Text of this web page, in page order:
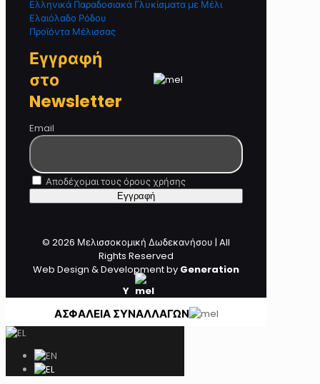
Ελληνικά Παραδοσιακά Γλυκίσματα με Μέλι
Ελαιόλαδο Ρόδου
Προϊόντα Μέλισσας
Εγγραφή
στο
Newsletter
Email
Αποδέχομαι τους όρους χρήσης
© 2026 Μελισσοκομική Δωδεκανήσου | All
Rights Reserved
Web Design & Development by Generation
Y
ΑΣΦΑΛΕΙΑ ΣΥΝΑΛΛΑΓΩΝ